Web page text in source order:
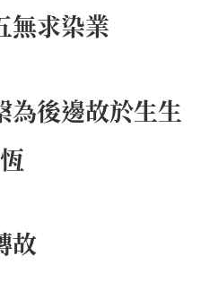
無求染業
為後邊故於生生
故